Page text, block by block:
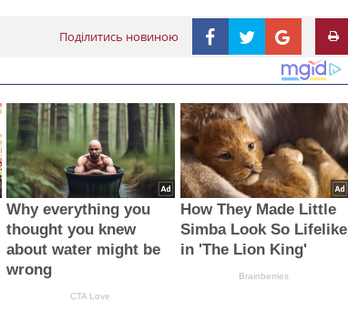
Поділитись новиною
Why everything you
thought you knew
about water might be
wrong
CTA Love
How They Made Little
Simba Look So Lifelike
in 'The Lion King'
Brainberries